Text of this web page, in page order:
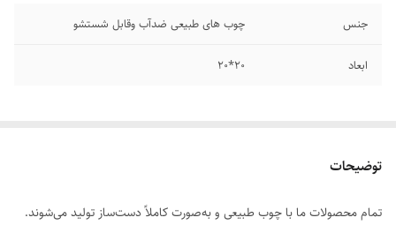
جنس چوب های طبیعی ضدآب وقابل شستشو
ابعاد 20*20
توضیحات
تمام محصولات ما با چوب طبیعی و به‌صورت کاملاً دست‌ساز تولید می‌شوند.